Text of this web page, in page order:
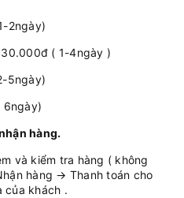
2ngày)
( 1-4ngày )
5ngày)
hàng.
và kiểm tra hàng ( không
hàng → Thanh toán cho
của khách .